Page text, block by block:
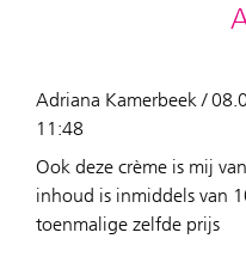
Adriana Kamerbeek /
11:48
Ook deze crème is mij
inhoud is inmiddels van
toenmalige zelfde prijs